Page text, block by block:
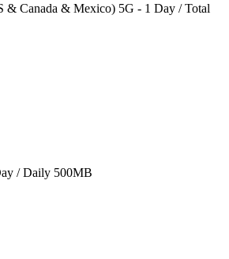
& Canada & Mexico) 5G - 1 Day / Total
/ Daily 500MB